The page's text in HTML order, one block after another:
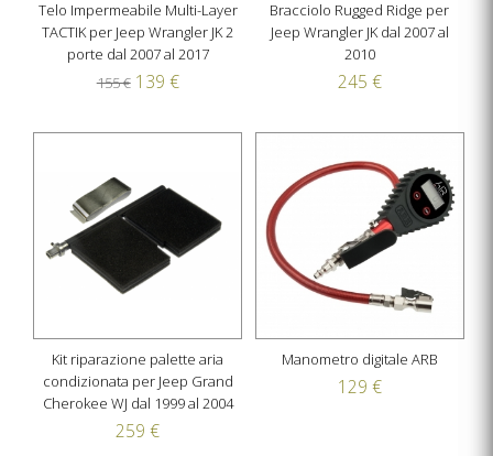
Telo Impermeabile Multi-Layer
TACTIK per Jeep Wrangler JK 2
porte dal 2007 al 2017
155 € 139 €
Bracciolo Rugged Ridge per
Jeep Wrangler JK dal 2007 al
2010
245 €
Kit riparazione palette aria
condizionata per Jeep Grand
Cherokee WJ dal 1999 al 2004
259 €
Manometro digitale ARB
129 €